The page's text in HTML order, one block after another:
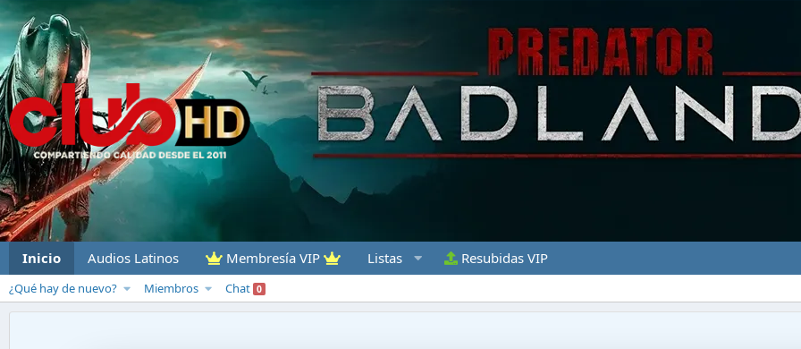
Inicio Audios Latinos Membresía VIP Listas Resubidas VIP
¿Qué hay de nuevo? Miembros Chat 0